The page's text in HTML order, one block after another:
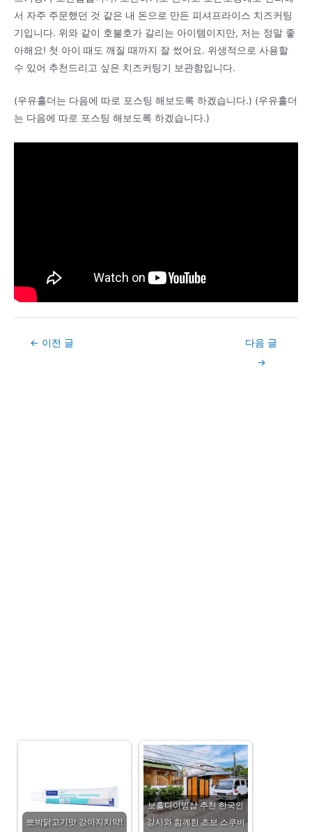
서 자주 주문했던 것 같은 내 돈으로 만든 피셔프라이스 치즈커팅
기입니다. 위와 같이 호불호가 갈리는 아이템이지만, 저는 정말 좋
아해요! 첫 아이 때도 깨질 때까지 잘 썼어요. 위생적으로 사용할
수 있어 추천드리고 싶은 치즈커팅기 보관함입니다.
(우유홀더는 다음에 따로 포스팅 해보도록 하겠습니다.) (우유홀더
는 다음에 따로 포스팅 해보도록 하겠습니다.)
Post← 이전 글
다음 글
→
뽀박닭고기맛 강아지치약!
보홀다이빙샵 추천 한국인
강사와 함께한 초보 스쿠버